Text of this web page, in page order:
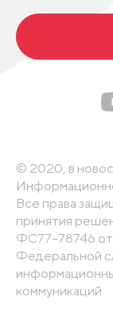
© 2020, в
Все права
принятия
ФС77-78746 от
Федеральной
коммуникаций